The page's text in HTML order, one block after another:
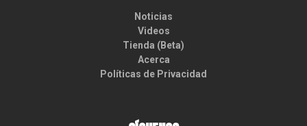
Noticias
Videos
Tienda (Beta)
Acerca
Políticas de Privacidad